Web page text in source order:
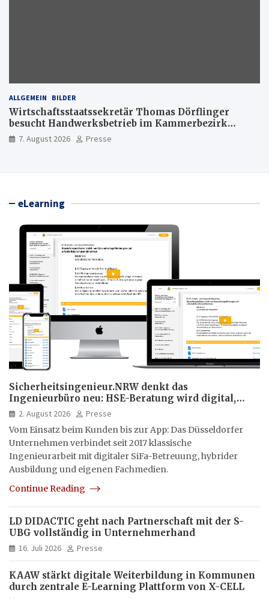
ALLGEMEIN BILDER
Wirtschaftsstaatssekretär Thomas Dörflinger
besucht Handwerksbetrieb im Kammerbezirk
Freiburg
7. August 2026 Presse
eLearning
Sicherheitsingenieur.NRW denkt das
Ingenieurbüro neu: HSE-Beratung wird digital,
hybrid und multimedial
2. August 2026
Presse
Vom Einsatz beim Kunden bis zur App: Das Düsseldorfer
Unternehmen verbindet seit 2017 klassische
Ingenieurarbeit mit digitaler SiFa-Betreuung, hybrider
Ausbildung und eigenen Fachmedien.
Continue Reading
LD DIDACTIC geht nach Partnerschaft mit der S-
UBG vollständig in Unternehmerhand
16. Juli 2026 Presse
KAAW stärkt digitale Weiterbildung in Kommunen
durch zentrale E-Learning Plattform von X-CELL